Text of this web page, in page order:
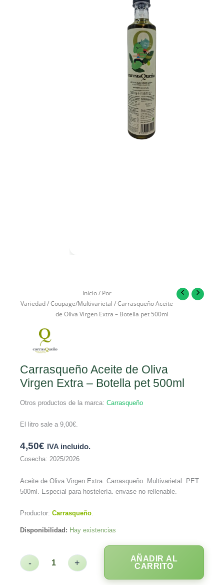
Inicio/ Por
Variedad/Coupage/Multivarietal / Carrasqueño Aceite
de Oliva Virgen Extra – Botella pet 500ml
Carrasqueño Aceite de Oliva
Virgen Extra – Botella pet 500ml
Otros productos de la marca: Carrasqueño
El litro sale a 9,00€.
4,50€ IVA incluido.
Cosecha: 2025/2026
Aceite de Oliva Virgen Extra. Carrasqueño. Multivarietal. PET
500ml. Especial para hostelería. envase no rellenable.
Productor: Carrasqueño.
Disponibilidad: Hay existencias
- +
AÑADIR AL
CARRITO